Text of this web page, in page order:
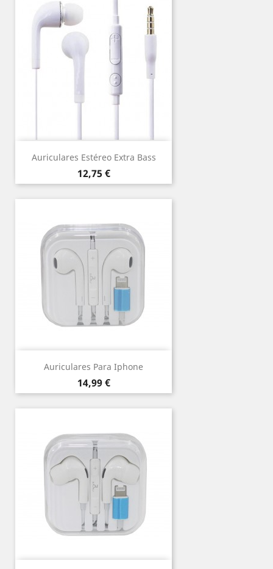
Auriculares Estéreo Extra Bass
Precio
12,75 €
Auriculares Para Iphone
Precio
14,99 €